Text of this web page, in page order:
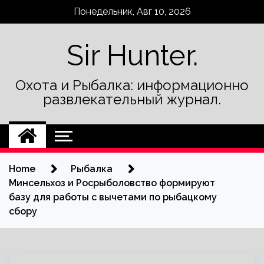
Понедельник, Авг 10, 2026
Sir Hunter.
Охота и Рыбалка: информационно
развлекательный журнал.
Home
Рыбалка
Минсельхоз и Росрыболовство формируют
базу для работы с вычетами по рыбацкому
сбору